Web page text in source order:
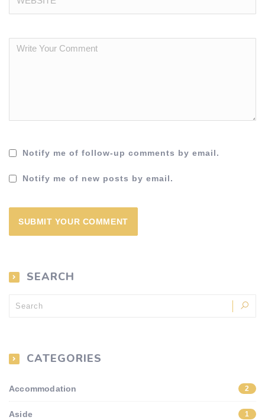
Notify me of follow-up comments by email.
Notify me of new posts by email.
SEARCH
CATEGORIES
Accommodation 2
Aside 1